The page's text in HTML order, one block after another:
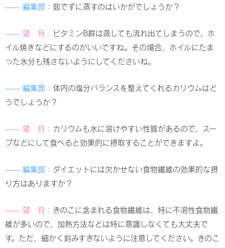
—— 編集部： 茹でずに蒸すのはいかがでしょうか？
—— 望 月： ビタミンB群は蒸しても流れ出てしまうので、ホ
イル焼きなどにするのがいいですね。その場合、ホイルにたま
った水分も残さないようにしてくださいね。
—— 編集部： 体内の塩分バランスを整えてくれるカリウムはど
うでしょうか？
—— 望 月： カリウムも水に溶けやすい性質があるので、スー
プなどにして食べると効果的に摂取することができますよ。
—— 編集部： ダイエットには欠かせない食物繊維の効果的な摂
り方はありますか？
—— 望 月： きのこに含まれる食物繊維は、特に不溶性食物繊
維が多いので、加熱方法などは特に意識しなくても大丈夫で
す。ただ、細かく刻みすぎないように注意してください。きのこ